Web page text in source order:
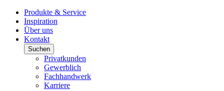
Produkte & Service
Inspiration
Über uns
Kontakt
Suchen
Privatkunden
Gewerblich
Fachhandwerk
Karriere